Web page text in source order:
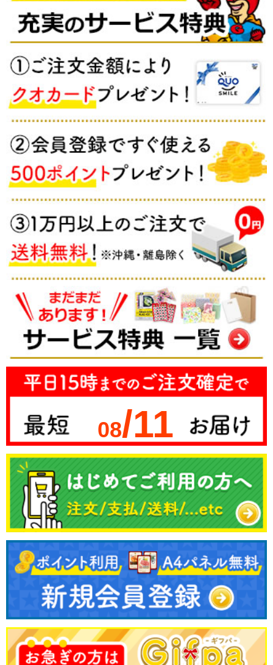
08/11